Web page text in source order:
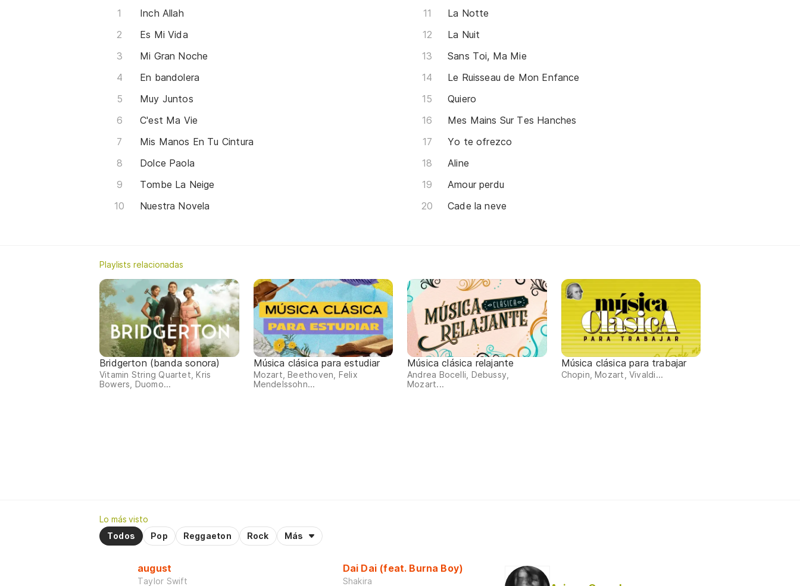
Inch Allah
Es Mi Vida
Mi Gran Noche
En bandolera
Muy Juntos
C'est Ma Vie
Mis Manos En Tu Cintura
Dolce Paola
Tombe La Neige
Nuestra Novela
La Notte
La Nuit
Sans Toi, Ma Mie
Le Ruisseau de Mon Enfance
Quiero
Mes Mains Sur Tes Hanches
Yo te ofrezco
Aline
Amour perdu
Cade la neve
Playlists relacionadas
Bridgerton (banda sonora)
Vitamin String Quartet, Kris
Bowers, Duomo...
Música clásica para estudiar
Mozart, Beethoven, Felix
Mendelssohn...
Música clásica relajante
Andrea Bocelli, Debussy,
Mozart...
Música clásica para trabajar
Chopin, Mozart, Vivaldi...
Lo más visto
Todos
Pop Reggaeton Rock Más
august
Taylor Swift
Dai Dai (feat. Burna Boy)
Shakira